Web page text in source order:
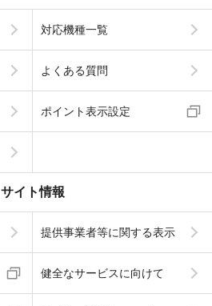
対応機種一覧
よくある質問
ポイント表示設定
サイト情報
提供事業者等に関する表示
健全なサービスに向けて